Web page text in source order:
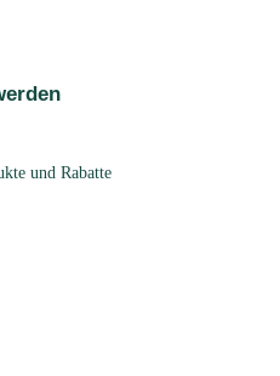
und Rabatte